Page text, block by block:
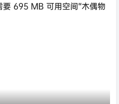
695 MB 可用空间“木偶物